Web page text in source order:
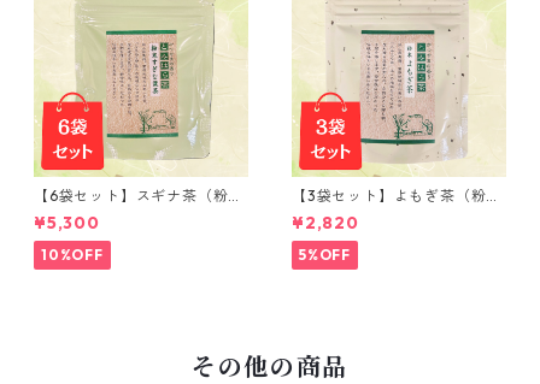
【6袋セット】スギナ茶（粉末
50ｇ）
¥5,300
10%OFF
【3袋セット】よもぎ茶（粉末
50ｇ）
¥2,820
5%OFF
その他の商品